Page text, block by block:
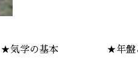
★気学の基本 ★年盤